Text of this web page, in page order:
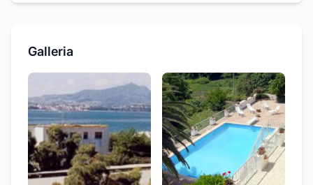
Galleria